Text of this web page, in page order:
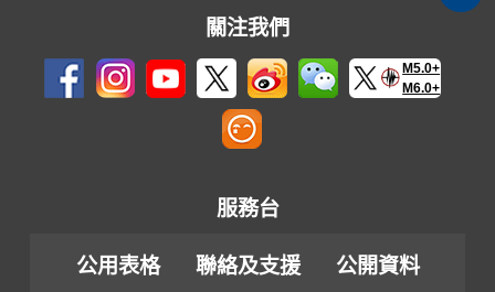
關注我們
M5.0+
M6.0+
服務台
公用表格 聯絡及支援
公開資料